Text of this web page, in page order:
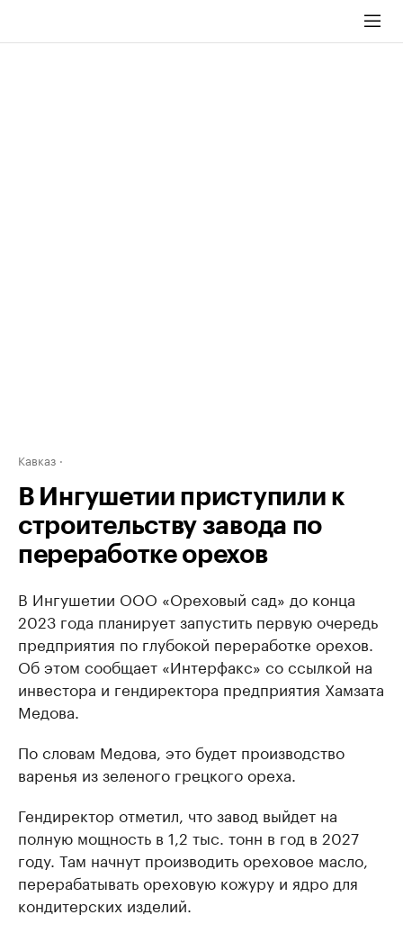
Кавказ
В Ингушетии приступили к
строительству завода по
переработке орехов
В Ингушетии ООО «Ореховый сад» до конца
2023 года планирует запустить первую очередь
предприятия по глубокой переработке орехов.
Об этом сообщает «Интерфакс» со ссылкой на
инвестора и гендиректора предприятия Хамзата
Медова.
По словам Медова, это будет производство
варенья из зеленого грецкого ореха.
Гендиректор отметил, что завод выйдет на
полную мощность в 1,2 тыс. тонн в год в 2027
году. Там начнут производить ореховое масло,
перерабатывать ореховую кожуру и ядро для
кондитерских изделий.